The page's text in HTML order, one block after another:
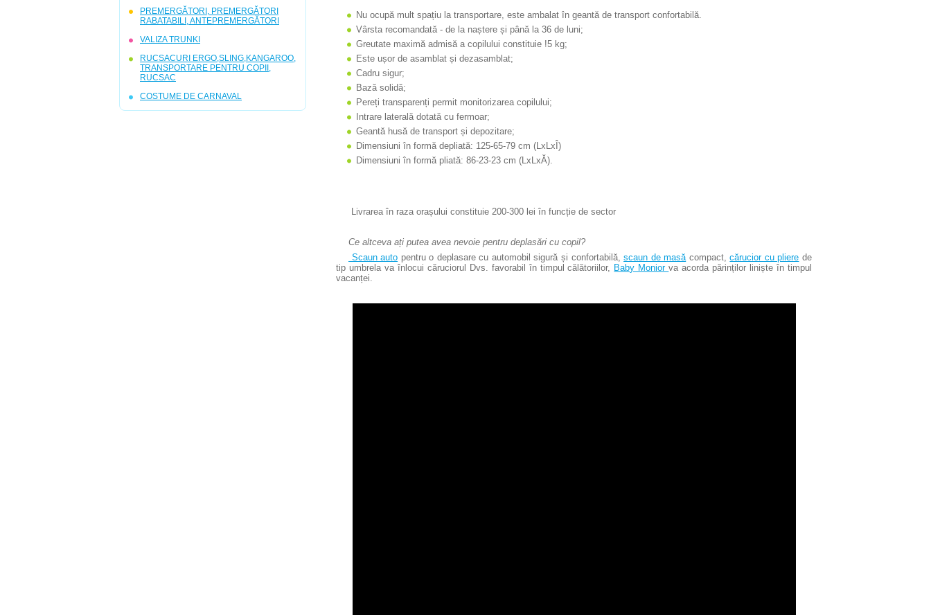
PREMERGĂTORI, PREMERGĂTORI
RABATABILI, ANTEPREMERGĂTORI
VALIZA TRUNKI
RUCSACURI ERGO,SLING,KANGAROO,
TRANSPORTARE PENTRU COPII,
RUCSAC
COSTUME DE CARNAVAL
Nu ocupă mult spațiu la transportare, este ambalat în geantă de transport confortabilă.
Vârsta recomandată - de la naștere și până la 36 de luni;
Greutate maximă admisă a copilului constituie !5 kg;
Este ușor de asamblat și dezasamblat;
Cadru sigur;
Bază solidă;
Pereți transparenți permit monitorizarea copilului;
Intrare laterală dotată cu fermoar;
Geantă husă de transport și depozitare;
Dimensiuni în formă depliată: 125-65-79 cm (LхLхÎ)
Dimensiuni în formă pliată: 86-23-23 cm (LхLхĂ).
Livrarea în raza orașului constituie 200-300 lei în funcție de sector
Ce altceva ați putea avea nevoie pentru deplasări cu copil?
Scaun auto pentru o deplasare cu automobil sigură și confortabilă,scaun de masăcompact,cărucior cu pliere de
tip umbrela va înlocui căruciorul Dvs. favorabil în timpul călătoriilor, Baby Moniorva acorda părinților liniște în timpul
vacanței.